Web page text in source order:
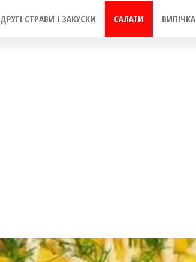
ДРУГІ СТРАВИ І ЗАКУСКИ САЛАТИ ВИПІЧКА